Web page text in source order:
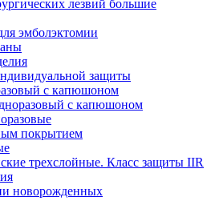
лезвий большие
эмболэктомии
защиты
с капюшоном
с капюшоном
покрытием
трехслойные. Класс защиты IIR
новорожденных